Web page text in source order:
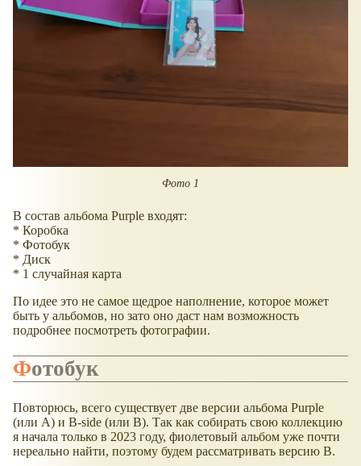
Фото 1
В состав альбома Purple входят:
* Коробка
* Фотобук
* Диск
* 1 случайная карта
По идее это не самое щедрое наполнение, которое может
быть у альбомов, но зато оно даст нам возможность
подробнее посмотреть фотографии.
Фотобук
Повторюсь, всего существует две версии альбома Purple
(или А) и B-side (или В). Так как собирать свою коллекцию
я начала только в 2023 году, фиолетовый альбом уже почти
нереально найти, поэтому будем рассматривать версию В.